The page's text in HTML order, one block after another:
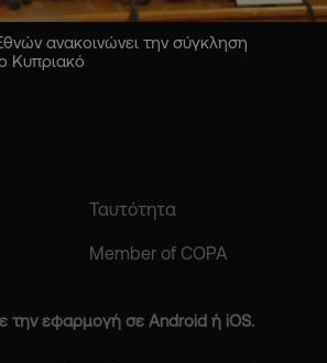
ανακοινώνει την σύγκληση
Κυπριακό
Ταυτότητα
Member of COPA
την εφαρμογή σε Android ή iOS.